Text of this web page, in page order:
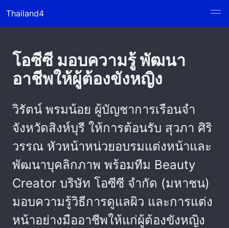
Thailand4
โอซีซี มอบความรู้ พัฒนา
อาชีพให้ผู้ต้องขังหญิง
วิรัตน์ พรมน้อย ผู้บัญชาการเรือนจำ
จังหวัดสิงห์บุรี ให้การต้อนรับ สุวภา ศิริ
วรรณ หัวหน้าหน่วยอบรมแต่งหน้าและ
พัฒนาบุคลิกภาพ พร้อมทีม Beauty
Creator บริษัท โอซีซี จำกัด (มหาชน)
มอบความรู้วิธีการดูแลผิว และการแต่ง
หน้าอย่างมืออาชีพให้แก่ผู้ต้องขังหญิง